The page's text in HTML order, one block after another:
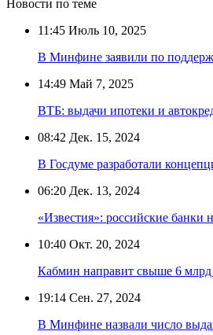
Новости по теме
11:45 Июль 10, 2025
В Минфине заявили по
14:49 Май 7, 2025
ВТБ: выдачи ипотеки и
08:42 Дек. 15, 2024
В Госдуме разработали
06:20 Дек. 13, 2024
«Известия»: российские банки
10:40 Окт. 20, 2024
Кабмин направит свыше 6 млрд
19:14 Сен. 27, 2024
В Минфине назвали число